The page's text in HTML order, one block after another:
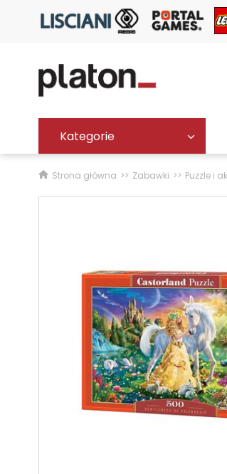
Kategorie
Strona główna Zabawki Puzzle i